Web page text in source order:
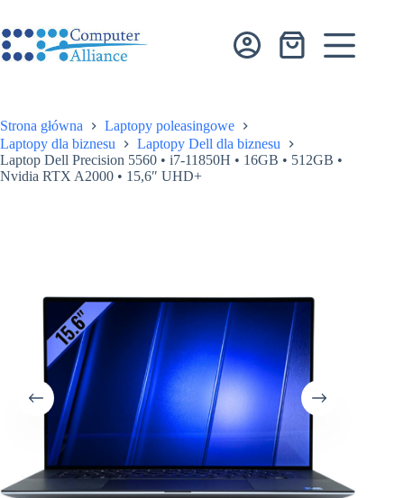
treści
Koszyk
Strona główna
Laptopy poleasingowe
Laptopy dla biznesu
Laptopy Dell dla biznesu
Laptop Dell Precision 5560 • i7-11850H • 16GB • 512GB •
Nvidia RTX A2000 • 15,6″ UHD+